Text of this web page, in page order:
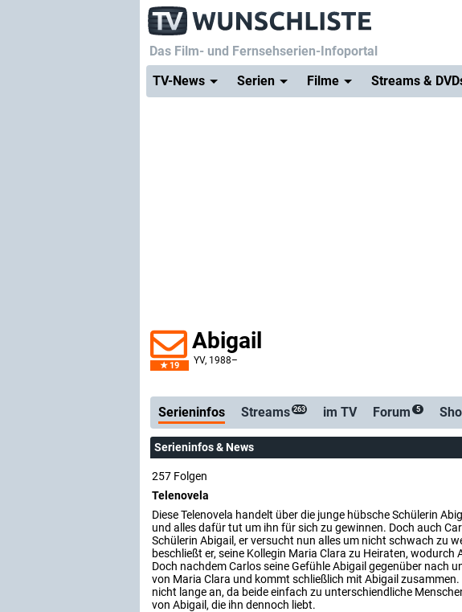
Das Film- und Fernsehserien-Infoportal
TV-News
Serien Filme Streams &
19
Abigail
YV, 1988–
Serienticker
Serieninfos Streams 263 im TV Forum 5
Serieninfos & News
257 Folgen
Telenovela
Diese Telenovela handelt über die junge hübsche Schülerin
und alles dafür tut um ihn für sich zu gewinnen. Doch auch
Schülerin Abigail, er versucht nun alles um nicht schwach zu
beschließt er, seine Kollegin Maria Clara zu Heiraten,
Doch nachdem Carlos seine Gefühle Abigail gegenüber nach
von Maria Clara und kommt schließlich mit Abigail
nicht lange an, da beide einfach zu unterschiendliche
von Abigail, die ihn dennoch liebt.